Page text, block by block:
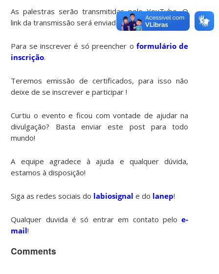
As palestras serão transmitidas pelo YouTube. O
link da transmissão será enviado para seu e-mail!
Para se inscrever é só preencher o formulário de
inscrição.
Teremos emissão de certificados, para isso não
deixe de se inscrever e participar !
Curtiu o evento e ficou com vontade de ajudar na
divulgação? Basta enviar este post para todo
mundo!
A equipe agradece à ajuda e qualquer dúvida,
estamos à disposição!
Siga as redes sociais do labiosignal e do lanep!
Qualquer duvida é só entrar em contato peloe-
mail!
Comments